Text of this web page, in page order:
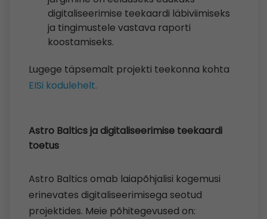
digitaliseerimise teekaardi läbiviimiseks
ja tingimustele vastava raporti
koostamiseks.
Lugege täpsemalt projekti teekonna kohta
EISi kodulehelt.
Astro Baltics ja digitaliseerimise teekaardi
toetus
Astro Baltics omab laiapõhjalisi kogemusi
erinevates digitaliseerimisega seotud
projektides. Meie põhitegevused on: